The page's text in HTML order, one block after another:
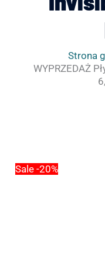
Strona
WYPRZEDAŻ
Sale -20%
29.50zł.
PVC,
PCV,